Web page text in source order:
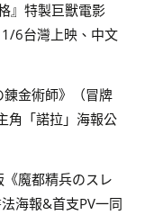
』特製巨獸電影
6台灣上映、中文
金術師》（冒牌
角「諾拉」海報公
魔都精兵のスレ
海報&首支PV一同